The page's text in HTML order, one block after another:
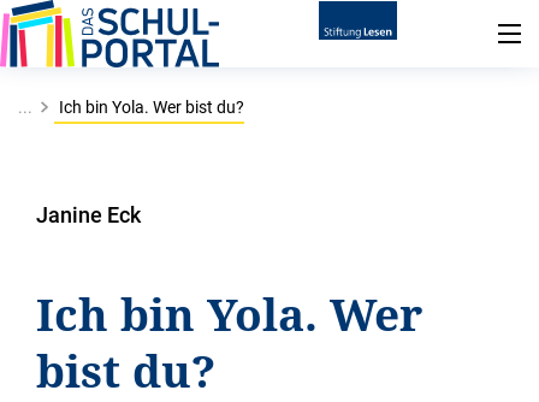
... Ich bin Yola. Wer bist du?
Janine Eck
Ich bin Yola. Wer
bist du?